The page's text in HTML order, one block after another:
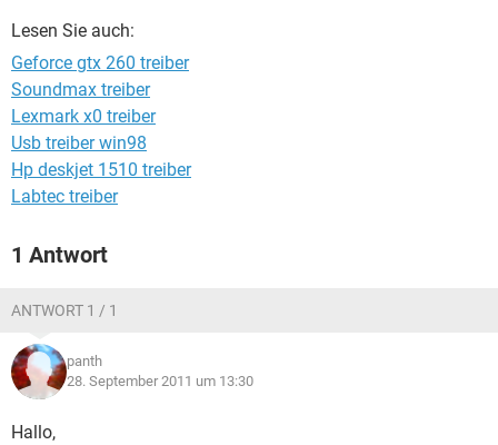
Lesen Sie auch:
Geforce gtx 260 treiber
Soundmax treiber
Lexmark x0 treiber
Usb treiber win98
Hp deskjet 1510 treiber
Labtec treiber
1 Antwort
ANTWORT 1 / 1
panth
28. September 2011 um 13:30
Hallo,